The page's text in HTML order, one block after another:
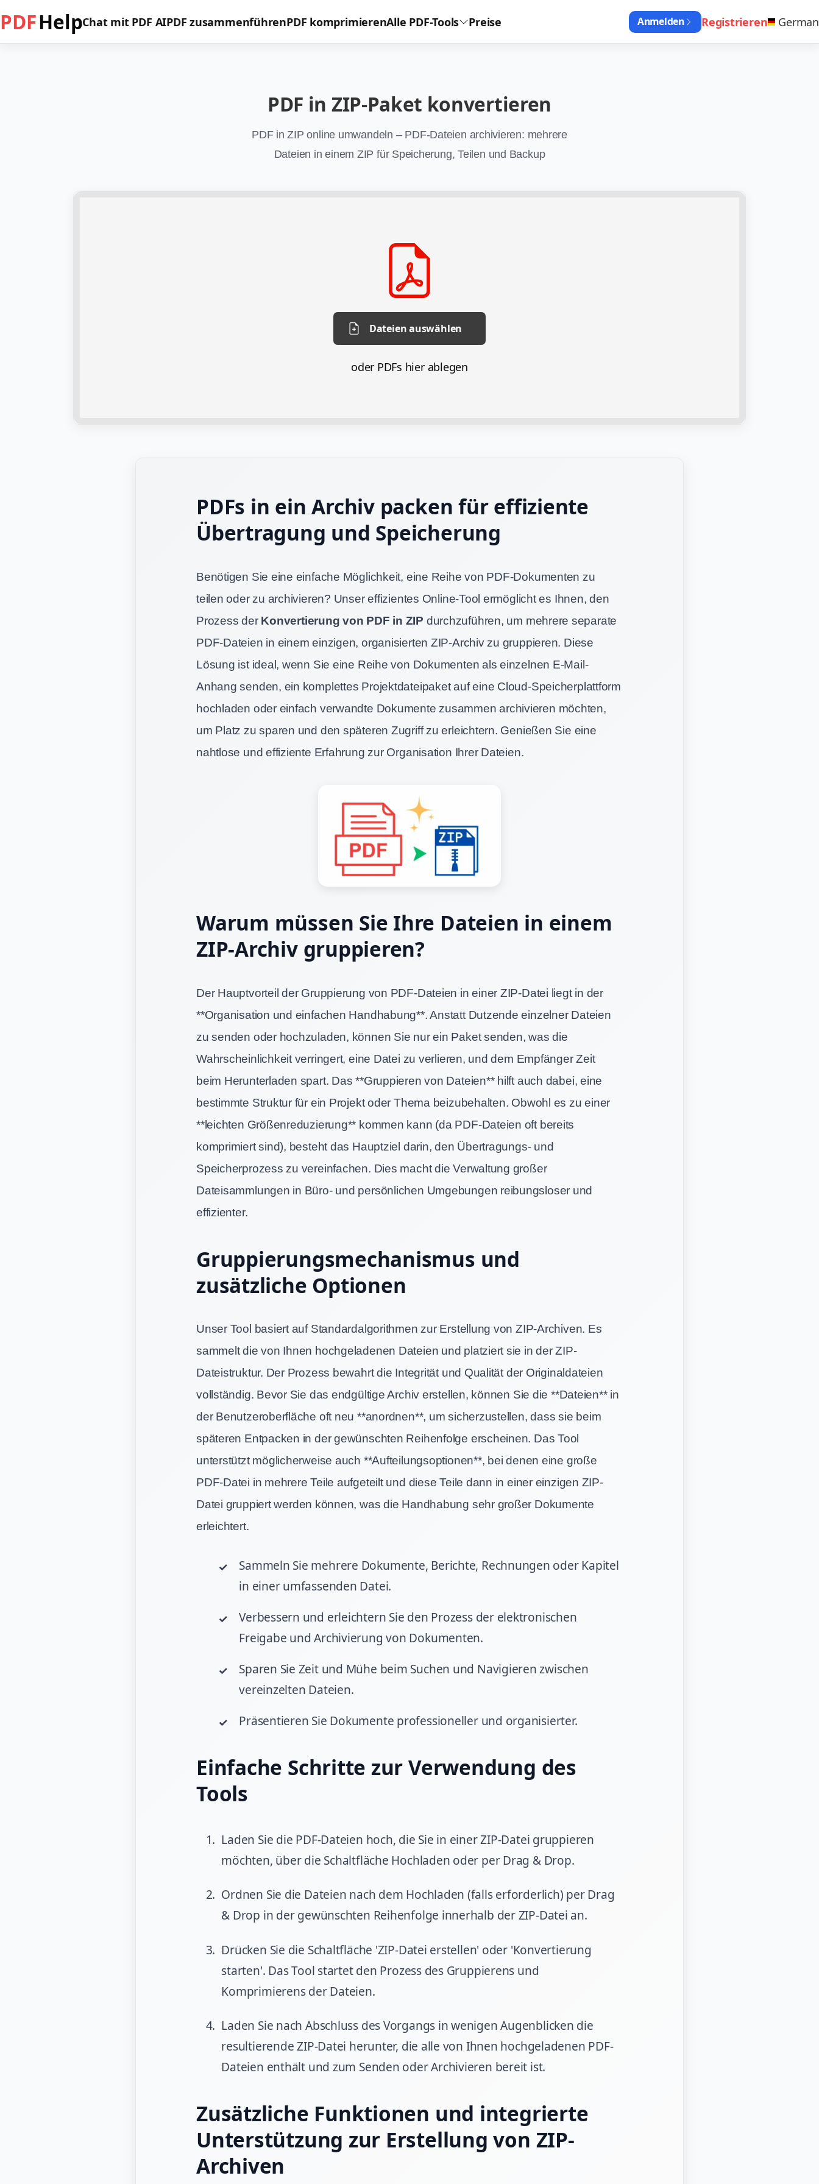
PDFHelpChat mit PDF AIPDF zusammenführenPDF komprimierenAlle PDF-Tools Preise Anmelden Registrieren German
PDF in ZIP-Paket konvertieren
PDF in ZIP online umwandeln – PDF-Dateien archivieren: mehrere
Dateien in einem ZIP für Speicherung, Teilen und Backup
Dateien auswählen
oder PDFs hier ablegen
PDFs in ein Archiv packen für effiziente
Übertragung und Speicherung
Benötigen Sie eine einfache Möglichkeit, eine Reihe von PDF-Dokumenten zu
teilen oder zu archivieren? Unser effizientes Online-Tool ermöglicht es Ihnen, den
Prozess der Konvertierung von PDF in ZIP durchzuführen, um mehrere separate
PDF-Dateien in einem einzigen, organisierten ZIP-Archiv zu gruppieren. Diese
Lösung ist ideal, wenn Sie eine Reihe von Dokumenten als einzelnen E-Mail-
Anhang senden, ein komplettes Projektdateipaket auf eine Cloud-Speicherplattform
hochladen oder einfach verwandte Dokumente zusammen archivieren möchten,
um Platz zu sparen und den späteren Zugriff zu erleichtern. Genießen Sie eine
nahtlose und effiziente Erfahrung zur Organisation Ihrer Dateien.
Warum müssen Sie Ihre Dateien in einem
ZIP-Archiv gruppieren?
Der Hauptvorteil der Gruppierung von PDF-Dateien in einer ZIP-Datei liegt in der
**Organisation und einfachen Handhabung**. Anstatt Dutzende einzelner Dateien
zu senden oder hochzuladen, können Sie nur ein Paket senden, was die
Wahrscheinlichkeit verringert, eine Datei zu verlieren, und dem Empfänger Zeit
beim Herunterladen spart. Das **Gruppieren von Dateien** hilft auch dabei, eine
bestimmte Struktur für ein Projekt oder Thema beizubehalten. Obwohl es zu einer
**leichten Größenreduzierung** kommen kann (da PDF-Dateien oft bereits
komprimiert sind), besteht das Hauptziel darin, den Übertragungs- und
Speicherprozess zu vereinfachen. Dies macht die Verwaltung großer
Dateisammlungen in Büro- und persönlichen Umgebungen reibungsloser und
effizienter.
Gruppierungsmechanismus und
zusätzliche Optionen
Unser Tool basiert auf Standardalgorithmen zur Erstellung von ZIP-Archiven. Es
sammelt die von Ihnen hochgeladenen Dateien und platziert sie in der ZIP-
Dateistruktur. Der Prozess bewahrt die Integrität und Qualität der Originaldateien
vollständig. Bevor Sie das endgültige Archiv erstellen, können Sie die **Dateien** in
der Benutzeroberfläche oft neu **anordnen**, um sicherzustellen, dass sie beim
späteren Entpacken in der gewünschten Reihenfolge erscheinen. Das Tool
unterstützt möglicherweise auch **Aufteilungsoptionen**, bei denen eine große
PDF-Datei in mehrere Teile aufgeteilt und diese Teile dann in einer einzigen ZIP-
Datei gruppiert werden können, was die Handhabung sehr großer Dokumente
erleichtert.
Sammeln Sie mehrere Dokumente, Berichte, Rechnungen oder Kapitel
in einer umfassenden Datei.
Verbessern und erleichtern Sie den Prozess der elektronischen
Freigabe und Archivierung von Dokumenten.
Sparen Sie Zeit und Mühe beim Suchen und Navigieren zwischen
vereinzelten Dateien.
Präsentieren Sie Dokumente professioneller und organisierter.
Einfache Schritte zur Verwendung des
Tools
Laden Sie die PDF-Dateien hoch, die Sie in einer ZIP-Datei gruppieren
möchten, über die Schaltfläche Hochladen oder per Drag & Drop.
Ordnen Sie die Dateien nach dem Hochladen (falls erforderlich) per Drag
& Drop in der gewünschten Reihenfolge innerhalb der ZIP-Datei an.
Drücken Sie die Schaltfläche 'ZIP-Datei erstellen' oder 'Konvertierung
starten'. Das Tool startet den Prozess des Gruppierens und
Komprimierens der Dateien.
Laden Sie nach Abschluss des Vorgangs in wenigen Augenblicken die
resultierende ZIP-Datei herunter, die alle von Ihnen hochgeladenen PDF-
Dateien enthält und zum Senden oder Archivieren bereit ist.
Zusätzliche Funktionen und integrierte
Unterstützung zur Erstellung von ZIP-
Archiven